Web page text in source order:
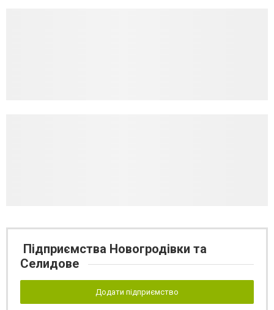
Підприємства Новогродівки та
Селидове
Додати підприємство